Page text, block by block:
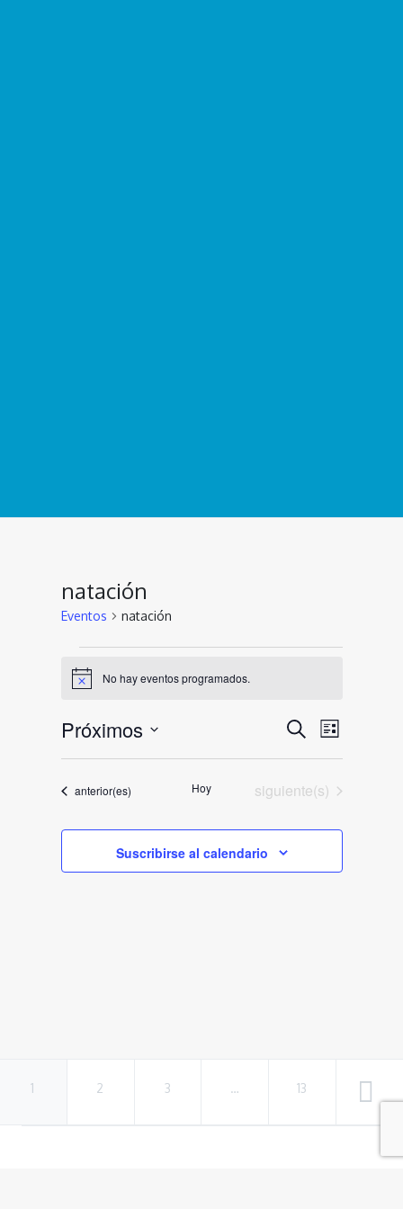
natación
Eventos natación
Eventos
Aviso No hay eventos programados.
de
y
vistas
Buscar
de
vistas
Lista
Próximos
fecha.
Eventos
anterior(es) Hoy Eventos
siguiente(s)
Suscribirse al calendario
1 2 3 … 13